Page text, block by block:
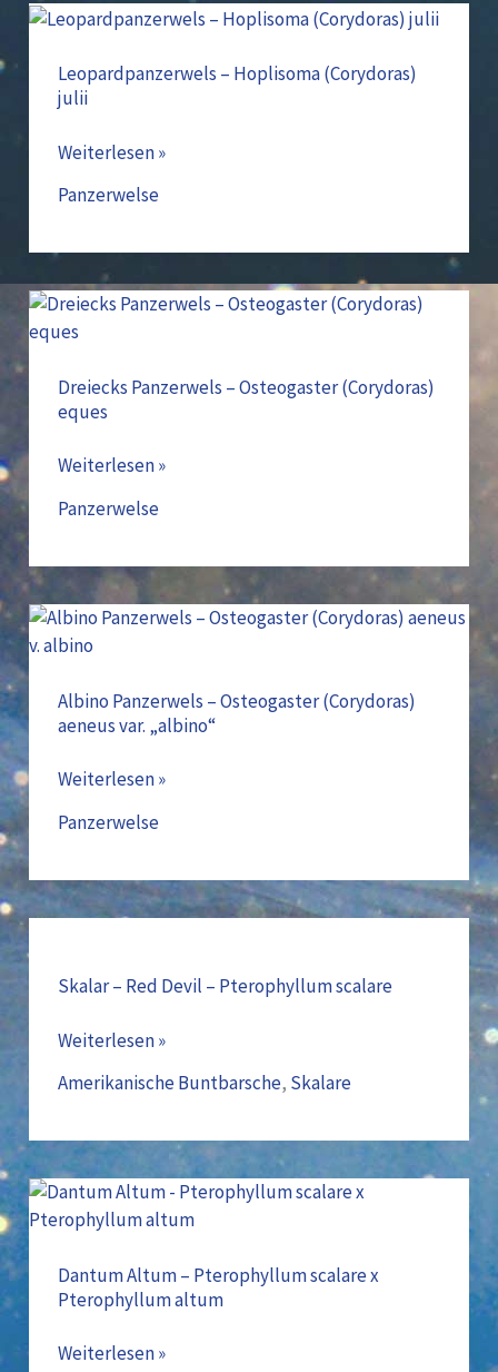
Leopardpanzerwels – Hoplisoma (Corydoras)
julii
Leopardpanzerwels
Hoplisoma
(Corydoras)
Weiterlesen »
Panzerwelse
Dreiecks Panzerwels – Osteogaster (Corydoras)
eques
Dreiecks
Panzerwels
Osteogaster
(Corydoras)
Weiterlesen »
Panzerwelse
Albino Panzerwels – Osteogaster (Corydoras)
aeneus var. „albino“
Albino
Panzerwels
Osteogaster
(Corydoras)
var.
„albino“
Weiterlesen »
Panzerwelse
Skalar – Red Devil – Pterophyllum scalare
Red
–
Pterophyllum
scalare
Weiterlesen »
Amerikanische Buntbarsche, Skalare
Dantum Altum – Pterophyllum scalare x
Pterophyllum altum
Dantum
Altum
Pterophyllum
scalare
Pterophyllum
Weiterlesen »